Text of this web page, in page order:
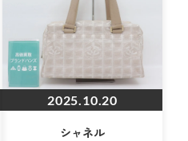
2025.10.20
シャネル